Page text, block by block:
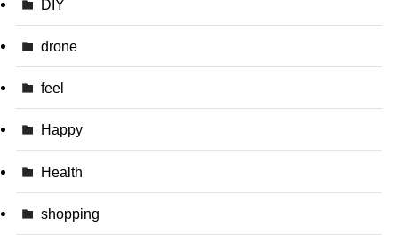
DIY
drone
feel
Happy
Health
shopping